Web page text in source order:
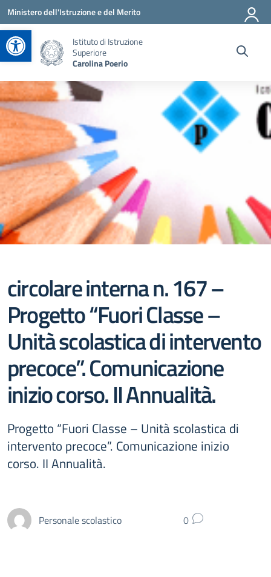
Apri la barra degli strumenti
Vai ai contenuti
Vai al menu di navigazione
Vai al footer
Ministero dell'Istruzione e del Merito
Istituto di Istruzione
Superiore
Carolina Poerio
circolare interna n. 167 –
Progetto “Fuori Classe –
Unità scolastica di intervento
precoce”. Comunicazione
inizio corso. II Annualità.
Progetto “Fuori Classe – Unità scolastica di
intervento precoce”. Comunicazione inizio
corso. II Annualità.
Personale scolastico 0